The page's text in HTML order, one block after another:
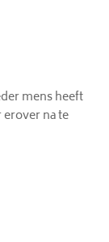
mens heeft
na te